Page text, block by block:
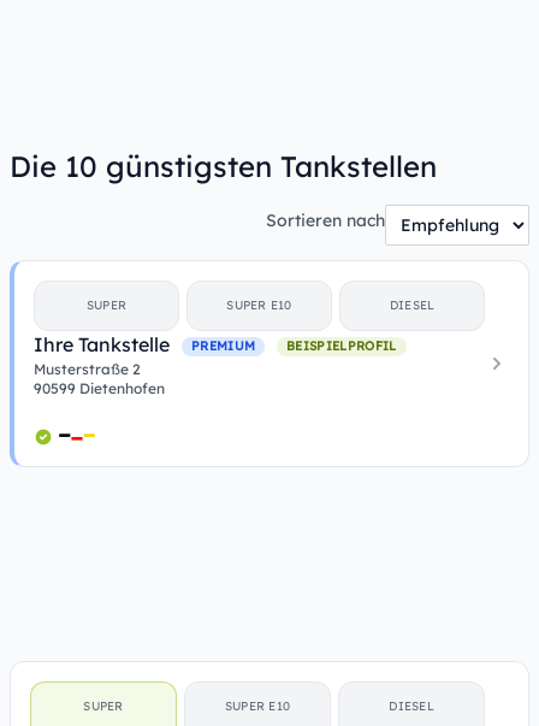
Die 10 günstigsten Tankstellen
Sortieren nach
SUPER SUPER E10 DIESEL
Ihre Tankstelle PREMIUM BEISPIELPROFIL
Musterstraße 2
90599 Dietenhofen
SUPER SUPER E10 DIESEL